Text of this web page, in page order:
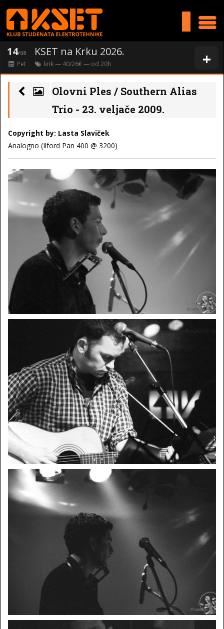
+
14/08 KSET na Krku 2026.
Pet knk— 40/26€ — od 20h
Olovni Ples / Southern Alias
Trio - 23. veljače 2009.
Copyright by: Lasta Slaviček
Analogno (Ilford Pan 400 @ 3200)